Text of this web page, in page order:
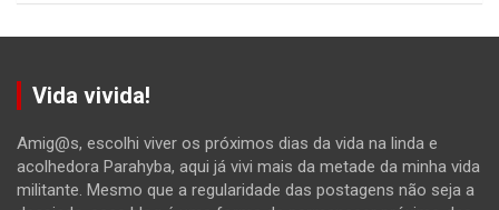
Vida vivida!
Amig@s, escolhi viver os próximos dias da vida na linda e
acolhedora Parahyba, aqui já vivi mais da metade da minha vida
militante. Mesmo que a regularidade das postagens não seja a